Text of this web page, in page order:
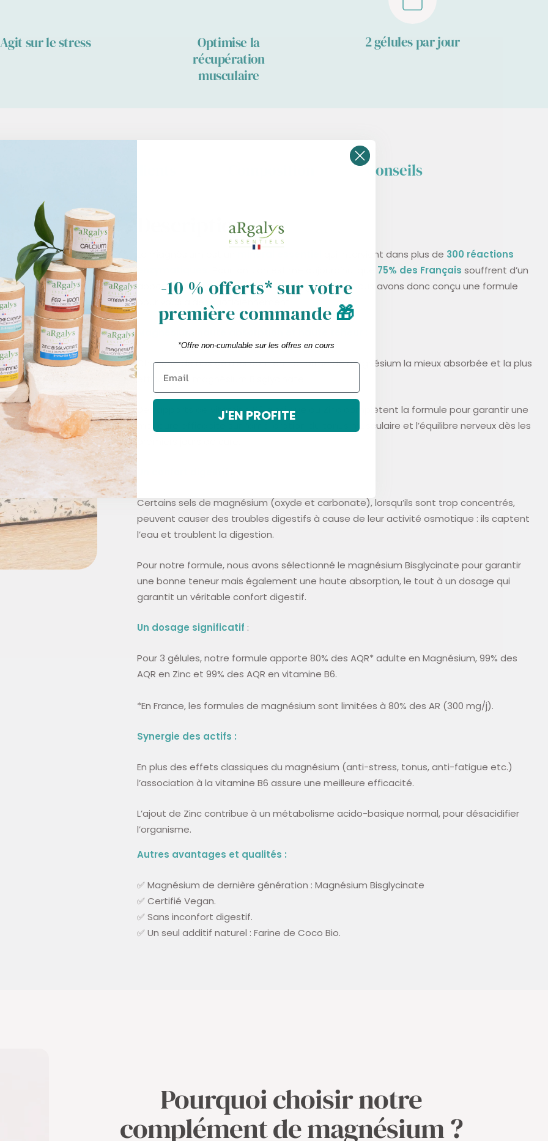
Agit sur le stress
Optimise la
récupération
musculaire
2 gélules par jour
Conseils
Description
minéral essentiel qui intervient dans plus de 300 réactions
75% des Français souffrent d’un
apport alimentaire insuffisant en magnésium ! Nous avons donc conçu une formule
Chacune de nos gélules contient la forme de magnésium la mieux absorbée et la plus
efficace : la magnésium Bisglycinate.
Des apports de vitamine B6 ainsi que du Zinc complètent la formule pour garantir une
meilleure efficacité sur l’amélioration du tonus musculaire et l’équilibre nerveux dès les
Certains sels de magnésium (oxyde et carbonate), lorsqu’ils sont trop concentrés,
peuvent causer des troubles digestifs à cause de leur activité osmotique : ils captent
l’eau et troublent la digestion.
Pour notre formule, nous avons sélectionné le magnésium Bisglycinate pour garantir
une bonne teneur mais également une haute absorption, le tout à un dosage qui
garantit un véritable confort digestif.
Un dosage significatif :
Pour 3 gélules, notre formule apporte 80% des AQR* adulte en Magnésium, 99% des
AQR en Zinc et 99% des AQR en vitamine B6.
*En France, les formules de magnésium sont limitées à 80% des AR (300 mg/j).
Synergie des actifs :
En plus des effets classiques du magnésium (anti-stress, tonus, anti-fatigue etc.)
l’association à la vitamine B6 assure une meilleure efficacité.
L’ajout de Zinccontribue à un métabolisme acido-basique normal, pourdésacidifier
l’organisme.
Autres avantages et qualités :
✅ Magnésium de dernière génération : Magnésium Bisglycinate
✅ Certifié Vegan.
✅ Sans inconfort digestif.
✅ Un seul additif naturel : Farine de Coco Bio.
Pourquoi choisir notre
complément de magnésium ?
-10 % offerts* sur votre
première commande🎁
*Offre non-cumulable sur les offres en cours
J'EN PROFITE